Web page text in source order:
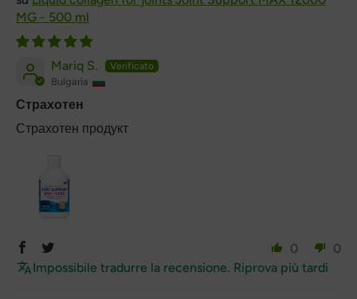
MG - 500 ml
Mariq S.
Bulgaria
Страхотен
Страхотен продукт
0
0
Impossibile tradurre la recensione. Riprova più tardi